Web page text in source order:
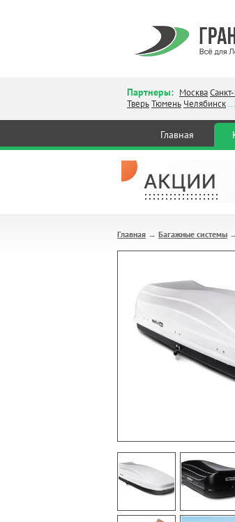
Партнеры: Москва
ТверьТюмень Челябинск
Главная
Главная → Багажные системы